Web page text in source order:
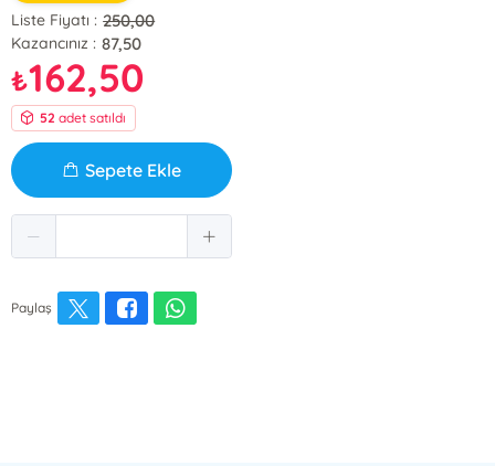
Liste Fiyatı : 250,00
Kazancınız : 87,50
₺162,50
52 adet satıldı
Sepete Ekle
Paylaş